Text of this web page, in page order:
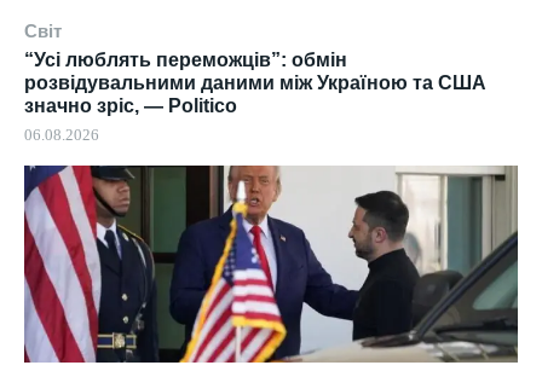
Світ
“Усі люблять переможців”: обмін
розвідувальними даними між Україною та США
значно зріс, — Politico
06.08.2026